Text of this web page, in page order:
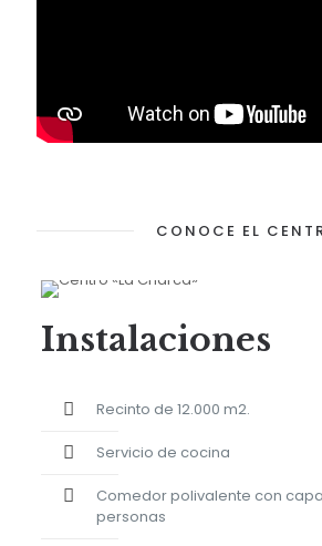
CONOCE EL
Instalaciones
Recinto de 12.000 m2.
Servicio de cocina
Comedor polivalente con
personas